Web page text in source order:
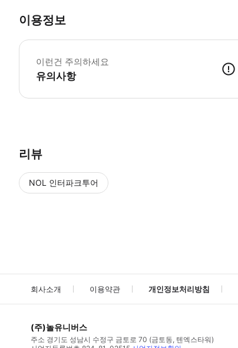
이용정보
이런건 주의하세요
유의사항
리뷰
NOL 인터파크투어
회사소개 이용약관 개인정보처리방침
(주)놀유니버스
주소 경기도 성남시 수정구 금토로 70 (금토동, 텐엑스타워)